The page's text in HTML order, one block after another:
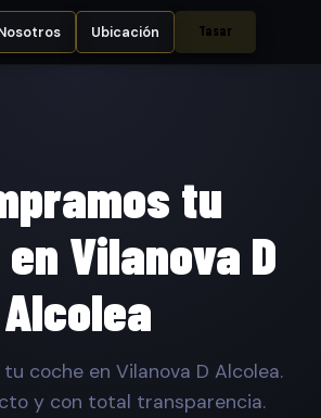
Ubicación Tasar
tu
Vilanova D
Alcolea
coche en Vilanova D Alcolea.
y con total transparencia.